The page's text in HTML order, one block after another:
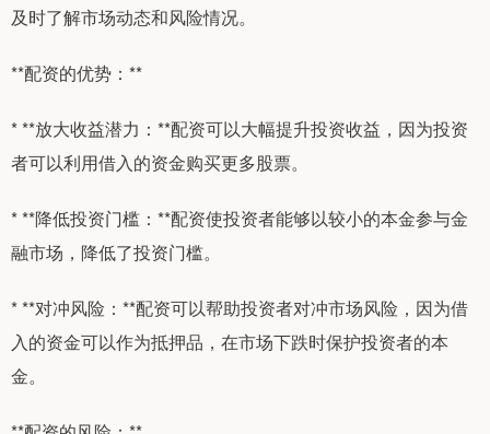
及时了解市场动态和风险情况。
**配资的优势：**
* **放大收益潜力：**配资可以大幅提升投资收益，因为投资
者可以利用借入的资金购买更多股票。
* **降低投资门槛：**配资使投资者能够以较小的本金参与金
融市场，降低了投资门槛。
* **对冲风险：**配资可以帮助投资者对冲市场风险，因为借
入的资金可以作为抵押品，在市场下跌时保护投资者的本
金。